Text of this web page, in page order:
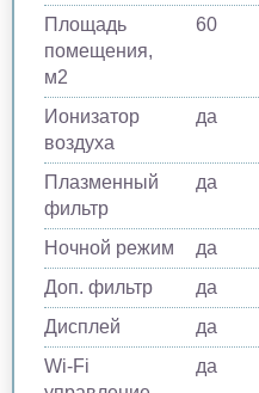
Площадь
помещения,
м2
60
Ионизатор
воздуха
да
Плазменный
фильтр
да
Ночной режим
да
Доп. фильтр
да
Дисплей
да
Wi-Fi
да